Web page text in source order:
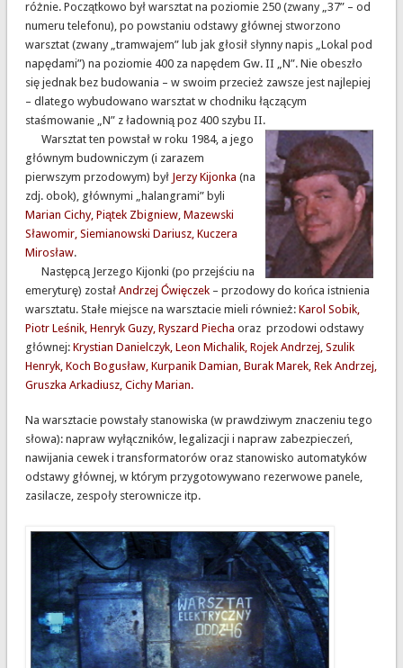
różnie. Początkowo był warsztat na poziomie 250 (zwany „37” – od
numeru telefonu), po powstaniu odstawy głównej stworzono
warsztat (zwany „tramwajem” lub jak głosił słynny napis „Lokal pod
napędami”) na poziomie 400 za napędem Gw. II „N”. Nie obeszło
się jednak bez budowania – w swoim przecież zawsze jest najlepiej
– dlatego wybudowano warsztat w chodniku łączącym
staśmowanie „N” z ładownią poz 400 szybu II.
Warsztat ten powstał w roku 1984, a jego
głównym budowniczym (i zarazem
pierwszym przodowym) był Jerzy Kijonka (na
zdj. obok), głównymi „halangrami” byli
Marian Cichy, Piątek Zbigniew, Mazewski
Sławomir, Siemianowski Dariusz, Kuczera
Mirosław.
Następcą Jerzego Kijonki (po przejściu na
emeryturę) został Andrzej Ćwięczek– przodowy do końca istnienia
warsztatu. Stałe miejsce na warsztacie mieli również: Karol Sobik,
Piotr Leśnik, Henryk Guzy, Ryszard Piecha oraz przodowi odstawy
głównej: Krystian Danielczyk, Leon Michalik, Rojek Andrzej, Szulik
Henryk, Koch Bogusław, Kurpanik Damian, Burak Marek, Rek Andrzej,
Gruszka Arkadiusz, Cichy Marian.
Na warsztacie powstały stanowiska (w prawdziwym znaczeniu tego
słowa): napraw wyłączników, legalizacji i napraw zabezpieczeń,
nawijania cewek i transformatorów oraz stanowisko automatyków
odstawy głównej, w którym przygotowywano rezerwowe panele,
zasilacze, zespoły sterownicze itp.